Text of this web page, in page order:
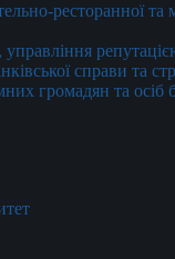
ресторанної та
справи та
громадян та осіб